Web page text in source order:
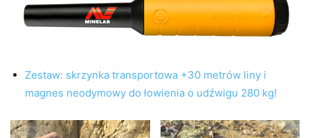
Zestaw: skrzynka transportowa +30 metrów liny i
magnes neodymowy do łowienia o udźwigu 280 kg!